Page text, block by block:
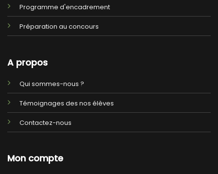
Programme d'encadrement
Préparation au concours
A propos
Qui sommes-nous ?
Témoignages des nos élèves
Contactez-nous
Mon compte